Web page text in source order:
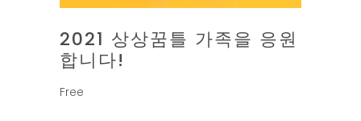
2021 상상꿈틀 가족을 응원
합니다!
Free